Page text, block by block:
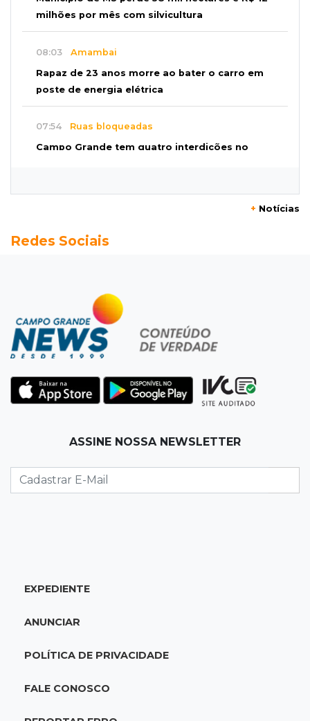
milhões por mês com silvicultura
08:03 Amambai
Rapaz de 23 anos morre ao bater o carro em
poste de energia elétrica
07:54 Ruas bloqueadas
Campo Grande tem quatro interdições no
hoje paga um preço alto?
Pais passam kung-fu de geração em geração
e agora treinam as filhas
07:26Tiradentes
deformado e outro ferido
Feira Central encerra Festival do Sobá com
chance de chuva em MS
07:10Amor que acolhe
Eles cancelaram viagem à Europa porque o
+ Notícias
Redes Sociais
ASSINE NOSSA NEWSLETTER
EXPEDIENTE
ANUNCIAR
POLÍTICA DE PRIVACIDADE
FALE CONOSCO